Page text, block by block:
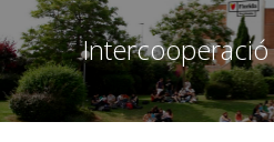
Intercooperació